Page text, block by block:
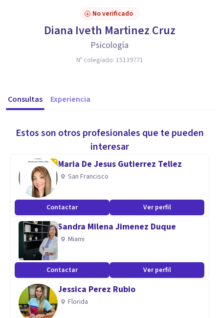
No verificado
Diana Iveth Martinez Cruz
Psicología
Nº colegiado: 15139771
Consultas Experiencia
Estos son otros profesionales que te pueden
interesar
Maria De Jesus Gutierrez Tellez
San Francisco
Contactar Ver perfil
Sandra Milena Jimenez Duque
Miami
Contactar Ver perfil
Jessica Perez Rubio
Florida